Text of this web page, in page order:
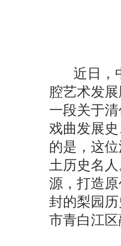
近日，中
腔艺术发
一段关于
戏曲发展
的是，这
土历史名
源，打造
封的梨园
市青白江区